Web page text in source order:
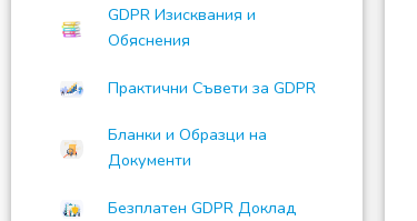
GDPR Изисквания и
Обяснения
Практични Съвети за GDPR
Бланки и Образци на
Документи
Безплатен GDPR Доклад